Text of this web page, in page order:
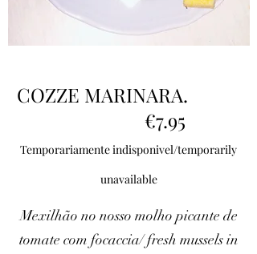
COZZE MARINARA.
€7.95
Temporariamente indisponivel/temporarily
unavailable
Mexilhão no nosso molho picante de
tomate com focaccia/ fresh mussels in